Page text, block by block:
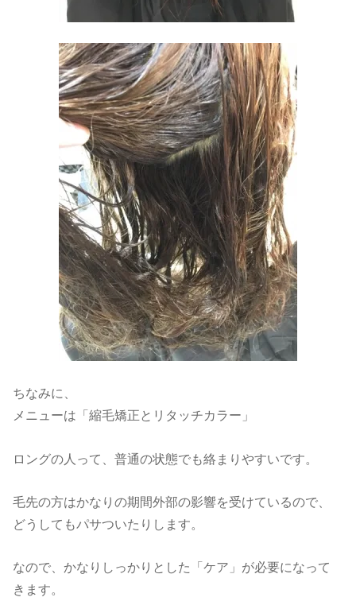
ちなみに、
メニューは「縮毛矯正とリタッチカラー」
ロングの人って、普通の状態でも絡まりやすいです。
毛先の方はかなりの期間外部の影響を受けているので、
どうしてもパサついたりします。
なので、かなりしっかりとした「ケア」が必要になって
きます。